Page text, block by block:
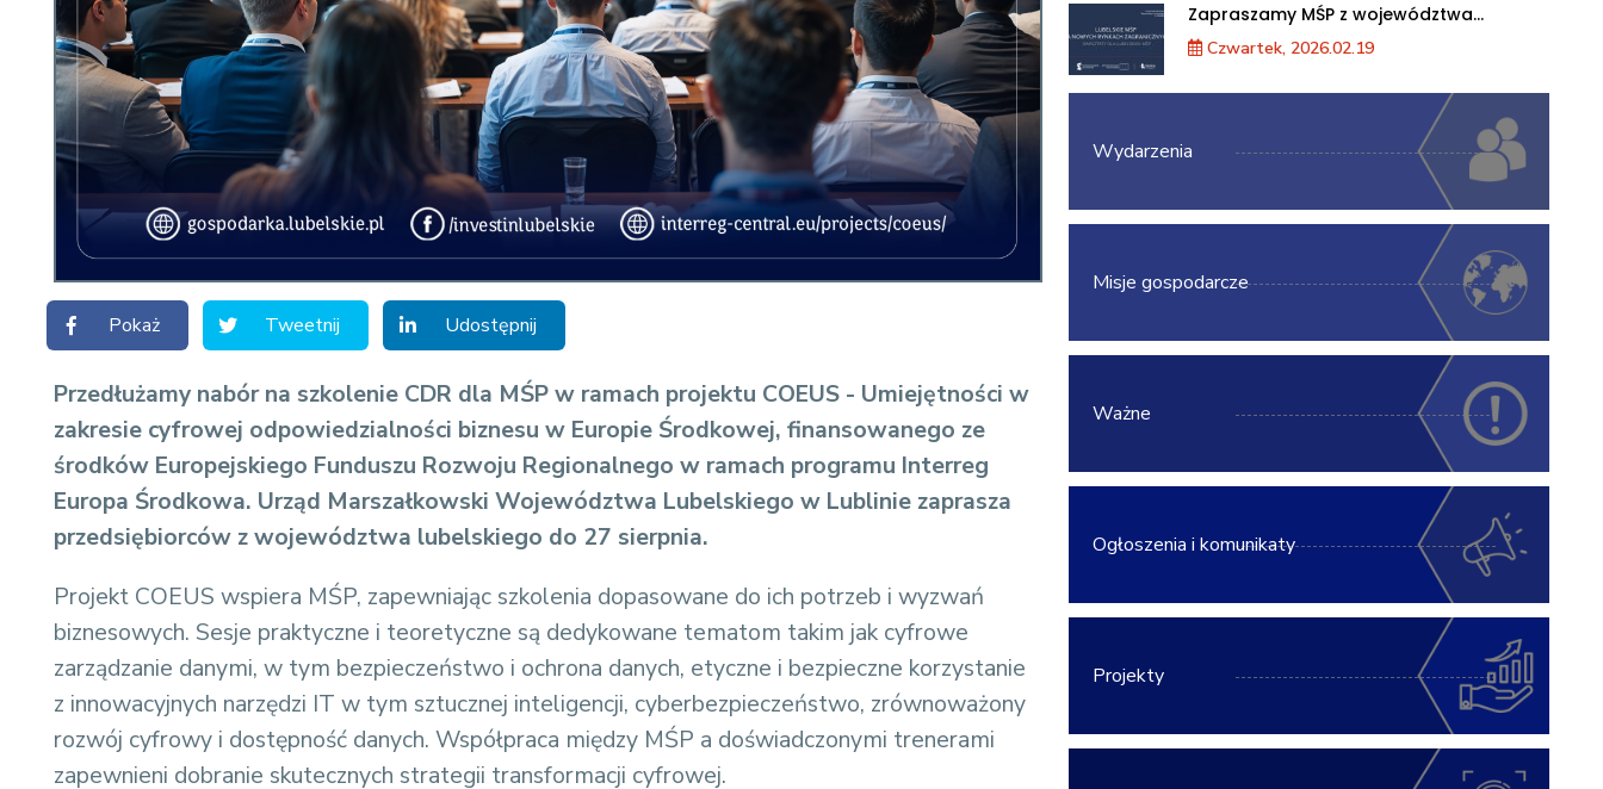
Pokaż Tweetnij Udostępnij
Przedłużamy nabór na szkolenie CDR dla MŚP w ramach projektu COEUS - Umiejętności w
zakresie cyfrowej odpowiedzialności biznesu w Europie Środkowej, finansowanego ze
środków Europejskiego Funduszu Rozwoju Regionalnego w ramach programu Interreg
Europa Środkowa. Urząd Marszałkowski Województwa Lubelskiego w Lublinie zaprasza
przedsiębiorców z województwa lubelskiego do 27 sierpnia.
Projekt COEUS wspiera MŚP, zapewniając szkolenia dopasowane do ich potrzeb i wyzwań
biznesowych. Sesje praktyczne i teoretyczne są dedykowane tematom takim jak cyfrowe
zarządzanie danymi, w tym bezpieczeństwo i ochrona danych, etyczne i bezpieczne korzystanie
z innowacyjnych narzędzi IT w tym sztucznej inteligencji, cyberbezpieczeństwo, zrównoważony
rozwój cyfrowy i dostępność danych. Współpraca między MŚP a doświadczonymi trenerami
zapewnieni dobranie skutecznych strategii transformacji cyfrowej.
Zapraszamy MŚP z województwa
lubelskiego na warsztaty „Lubelskie MŚP
na nowych rynkach zagranicznych”
Czwartek, 2026.02.19
Wydarzenia
Misje gospodarcze
Ważne
Ogłoszenia i komunikaty
Projekty